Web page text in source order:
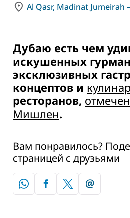
Al Qasr, Madinat Jumeirah
Дубаю есть чем
искушенных
эксклюзивных
концептов и
ресторанов,
Мишлен.
Вам понравилось?
страницей с друзьями